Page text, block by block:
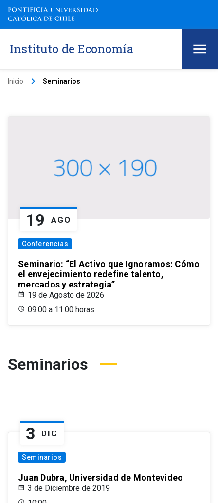
Instituto de Economía
Inicio keyboard_arrow_right Seminarios
19 AGO
Conferencias
Seminario: “El Activo que Ignoramos: Cómo
el envejecimiento redefine talento,
mercados y estrategia”
19 de Agosto de 2026
09:00 a 11:00 horas
Seminarios
3 DIC
Seminarios
Juan Dubra, Universidad de Montevideo
3 de Diciembre de 2019